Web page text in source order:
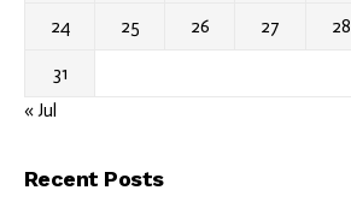
24 25 26 27 28
31
« Jul
Recent Posts